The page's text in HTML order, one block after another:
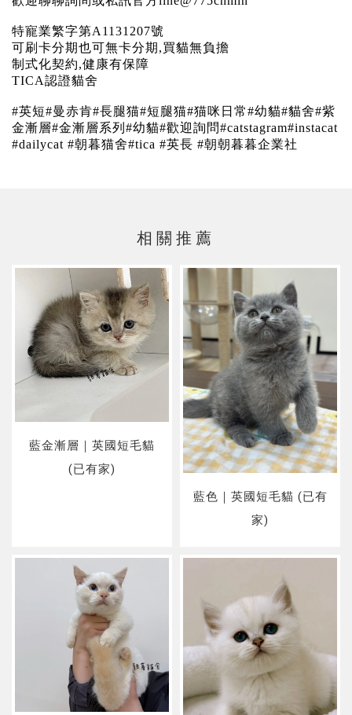
特寵業繁字第A1131207號
可刷卡分期也可無卡分期,買貓無負擔
制式化契約,健康有保障
TICA認證貓舍
#英短#曼赤肯#長腿猫#短腿猫#猫咪日常#幼貓#貓舍#紫
金漸層#金漸層系列#幼貓#歡迎詢問#catstagram#instacat
#dailycat #朝暮猫舍#tica #英長 #朝朝暮暮企業社
藍金漸層｜英國短毛貓
(已有家)
藍色｜英國短毛貓 (已有
家)